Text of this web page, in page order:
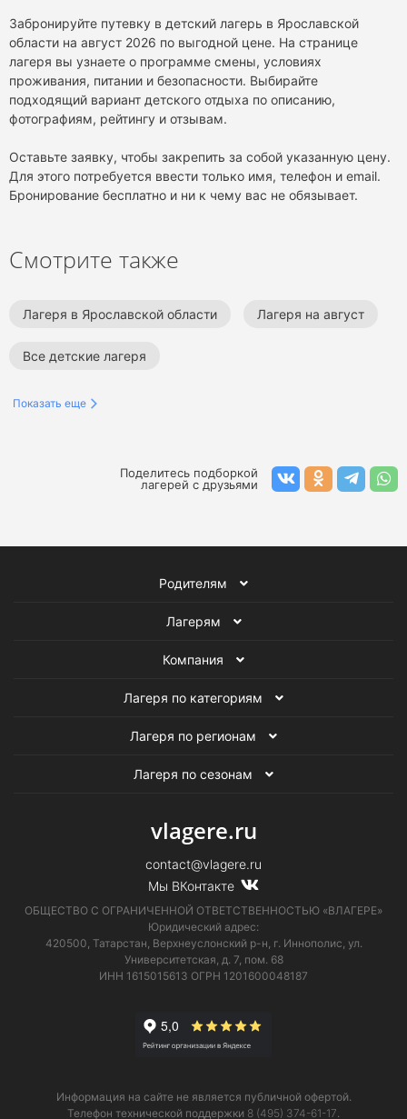
Забронируйте путевку в детский лагерь в Ярославской
области на август 2026 по выгодной цене. На странице
лагеря вы узнаете о программе смены, условиях
проживания, питании и безопасности. Выбирайте
подходящий вариант детского отдыха по описанию,
фотографиям, рейтингу и отзывам.
Оставьте заявку, чтобы закрепить за собой указанную цену.
Для этого потребуется ввести только имя, телефон и email.
Бронирование бесплатно и ни к чему вас не обязывает.
Смотрите также
Лагеря в Ярославской области Лагеря на август
Все детские лагеря
Показать еще
Поделитесь подборкой
лагерей с друзьями
Родителям
Лагерям
Компания
Лагеря по категориям
Лагеря по регионам
Лагеря по сезонам
vlagere.ru
contact@vlagere.ru
Мы ВКонтакте
ОБЩЕСТВО С ОГРАНИЧЕННОЙ ОТВЕТСТВЕННОСТЬЮ «ВЛАГЕРЕ»
Юридический адрес:
420500, Татарстан, Верхнеуслонский р-н, г. Иннополис, ул.
Университетская, д. 7, пом. 68
ИНН 1615015613 ОГРН 1201600048187
Информация на сайте не является публичной офертой.
Телефон технической поддержки 8 (495) 374-61-17.